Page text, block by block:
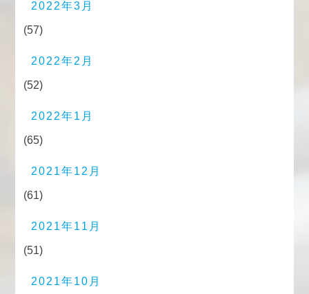
2022年3月
(57)
2022年2月
(52)
2022年1月
(65)
2021年12月
(61)
2021年11月
(51)
2021年10月